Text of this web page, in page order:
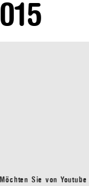
Möchten Sie von Youtube